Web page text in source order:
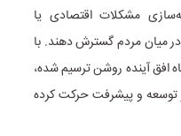
مشکلات اقتصادی یا
میان مردم گسترش دهند. با
افق آینده روشن ترسیم شده،
توسعه و پیشرفت حرکت کرده